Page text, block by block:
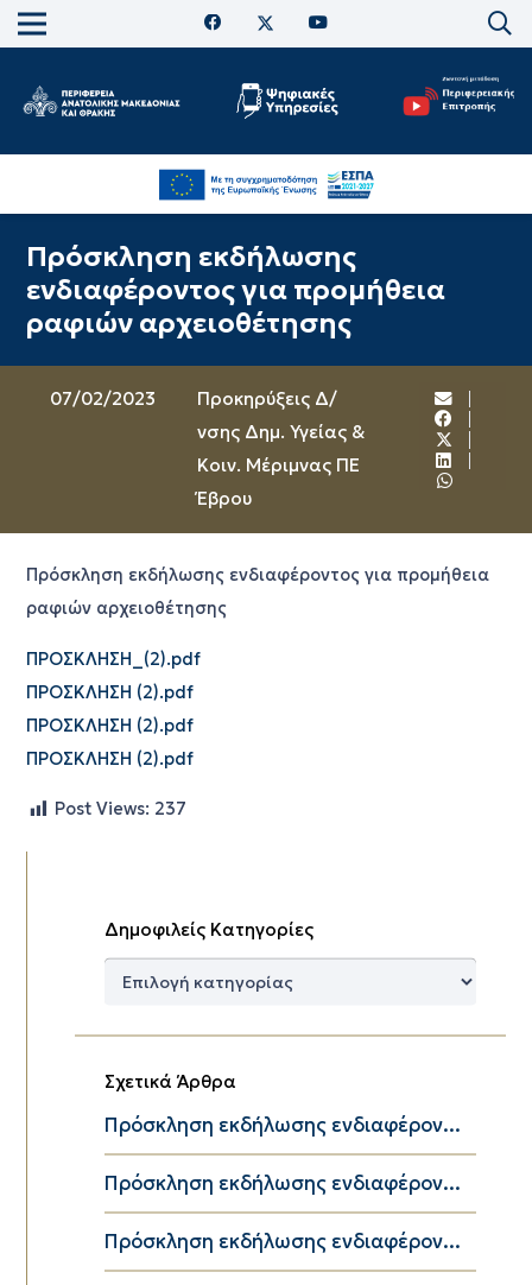
Πρόσκληση εκδήλωσης
ενδιαφέροντος για προμήθεια
ραφιών αρχειοθέτησης
07/02/2023
Προκηρύξεις Δ/
νσης Δημ. Υγείας &
Κοιν. Μέριμνας ΠΕ
Έβρου
Πρόσκληση εκδήλωσης ενδιαφέροντος για προμήθεια
ραφιών αρχειοθέτησης
ΠΡΟΣΚΛΗΣΗ_(2).pdf
ΠΡΟΣΚΛΗΣΗ (2).pdf
ΠΡΟΣΚΛΗΣΗ (2).pdf
ΠΡΟΣΚΛΗΣΗ (2).pdf
Post Views: 237
Δημοφιλείς Κατηγορίες
Δημοφιλείς
Σχετικά Άρθρα
Πρόσκληση εκδήλωσης ενδιαφέρον...
Πρόσκληση εκδήλωσης ενδιαφέρον...
Πρόσκληση εκδήλωσης ενδιαφέρον...